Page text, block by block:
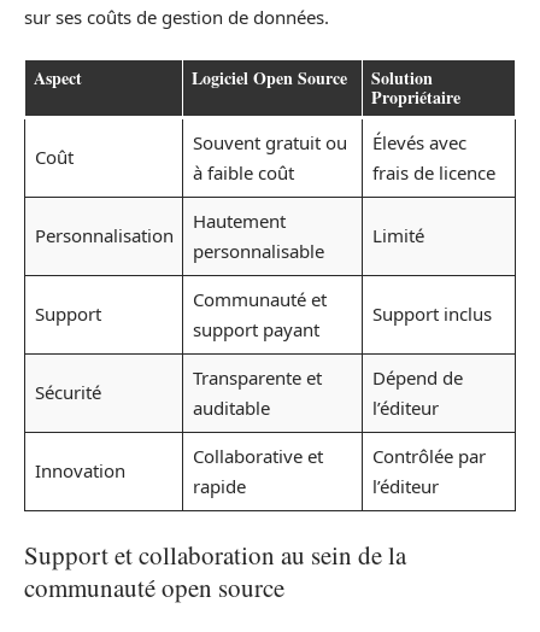
sur ses coûts de gestion de données.
Aspect Logiciel Open Source Solution
Propriétaire
Coût
Souvent gratuit ou
à faible coût
Élevés avec
frais de licence
Personnalisation
Hautement
personnalisable
Limité
Support
Communauté et
support payant
Support inclus
Sécurité
Transparente et
auditable
Dépend de
l’éditeur
Innovation
Collaborative et
rapide
Contrôlée par
l’éditeur
Support et collaboration au sein de la
communauté open source